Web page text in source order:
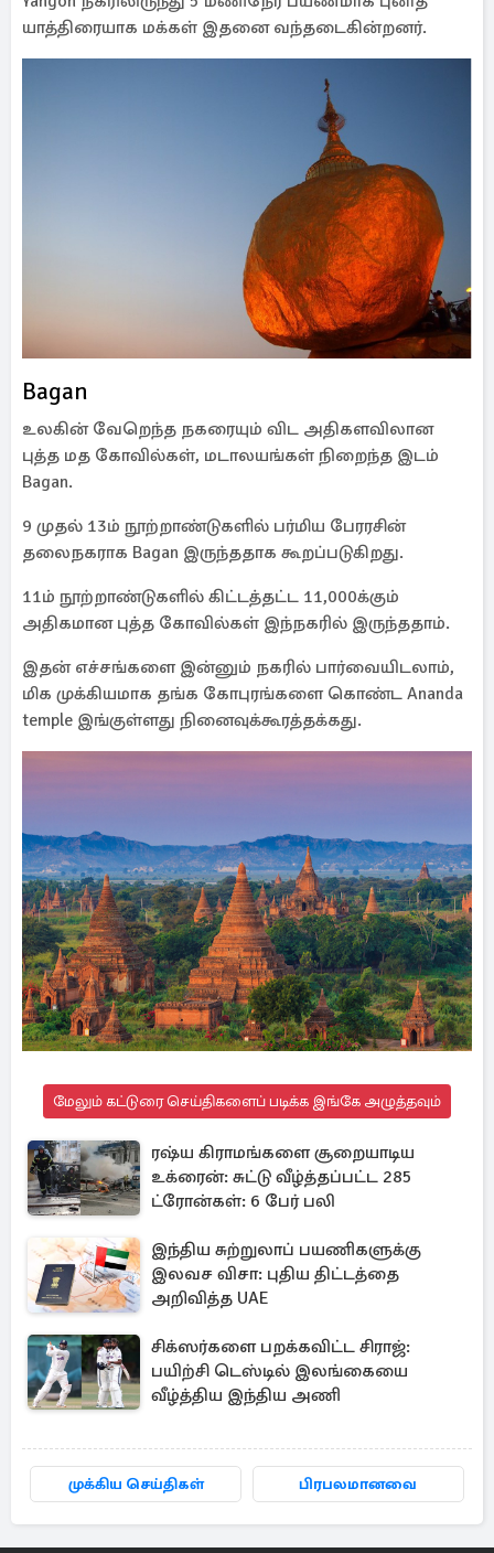
யாத்திரையாக மக்கள் இதனை வந்தடைகின்றனர்.
Bagan
உலகின் வேறெந்த நகரையும் விட அதிகளவிலான
புத்த மத கோவில்கள், மடாலயங்கள் நிறைந்த இடம்
Bagan.
9 முதல் 13ம் நூற்றாண்டுகளில் பர்மிய பேரரசின்
தலைநகராக Bagan இருந்ததாக கூறப்படுகிறது.
11ம் நூற்றாண்டுகளில் கிட்டத்தட்ட 11,000க்கும்
அதிகமான புத்த கோவில்கள் இந்நகரில் இருந்ததாம்.
இதன் எச்சங்களை இன்னும் நகரில் பார்வையிடலாம்,
மிக முக்கியமாக தங்க கோபுரங்களை கொண்ட Ananda
temple இங்குள்ளது நினைவுக்கூரத்தக்கது.
மேலும் கட்டுரை செய்திகளைப் படிக்க இங்கே அழுத்தவும்
ரஷ்ய கிராமங்களை சூறையாடிய
உக்ரைன்: சுட்டு வீழ்த்தப்பட்ட 285
ட்ரோன்கள்: 6 பேர் பலி
இந்திய சுற்றுலாப் பயணிகளுக்கு
இலவச விசா: புதிய திட்டத்தை
அறிவித்த UAE
சிக்ஸர்களை பறக்கவிட்ட சிராஜ்:
பயிற்சி டெஸ்டில் இலங்கையை
வீழ்த்திய இந்திய அணி
முக்கிய செய்திகள் பிரபலமானவை